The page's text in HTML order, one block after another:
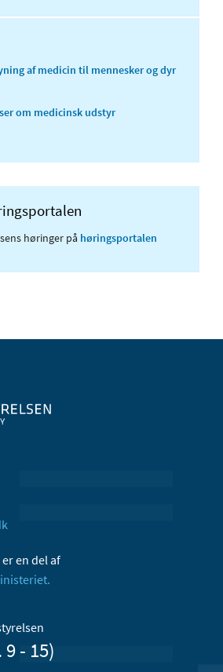
af medicin til mennesker og dyr
om medicinsk udstyr
høringer på høringsportalen
en del af
- 15)